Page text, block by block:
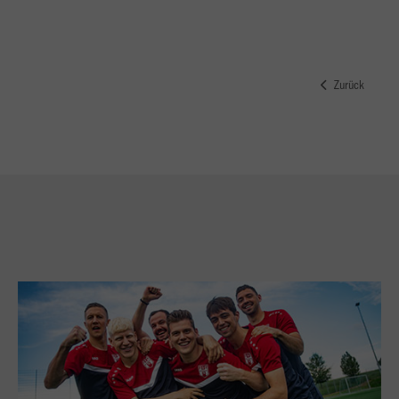
Zurück